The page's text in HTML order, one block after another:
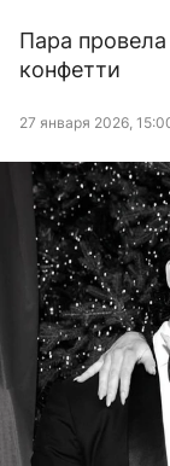
Пара
конфетти
27 января 2026,